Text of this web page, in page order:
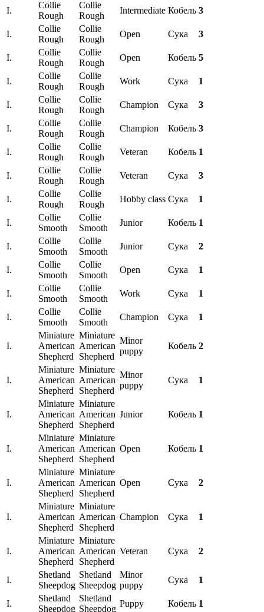
I.
Collie
Rough
Collie
Rough
Intermediate Кобель 3
I.
Collie
Rough
Collie
Rough
Open Сука 3
I.
Collie
Rough
Collie
Rough
Open Кобель 5
I.
Collie
Rough
Collie
Rough
Work Сука 1
I.
Collie
Rough
Collie
Rough
Champion Сука 3
I.
Collie
Rough
Collie
Rough
Champion Кобель 3
I.
Collie
Rough
Collie
Rough
Veteran Кобель 1
I.
Collie
Rough
Collie
Rough
Veteran Сука 3
I.
Collie
Rough
Collie
Rough
Hobby class Сука 1
I.
Collie
Smooth
Collie
Smooth
Junior Кобель 1
I.
Collie
Smooth
Collie
Smooth
Junior Сука 2
I.
Collie
Smooth
Collie
Smooth
Open Сука 1
I.
Collie
Smooth
Collie
Smooth
Work Сука 1
I.
Collie
Smooth
Collie
Smooth
Champion Сука 1
I.
Miniature
American
Shepherd
Miniature
American
Shepherd
Minor
puppy
Кобель 2
I.
Miniature
American
Shepherd
Miniature
American
Shepherd
Minor
puppy
Сука 1
I.
Miniature
American
Shepherd
Miniature
American
Shepherd
Junior Кобель 1
I.
Miniature
American
Shepherd
Miniature
American
Shepherd
Open Кобель 1
I.
Miniature
American
Shepherd
Miniature
American
Shepherd
Open Сука 2
I.
Miniature
American
Shepherd
Miniature
American
Shepherd
Champion Сука 1
I.
Miniature
American
Shepherd
Miniature
American
Shepherd
Veteran Сука 2
I.
Shetland
Sheepdog
Shetland
Sheepdog
Minor
puppy
Сука 1
I.
Shetland
Sheepdog
Shetland
Sheepdog
Puppy Кобель 1